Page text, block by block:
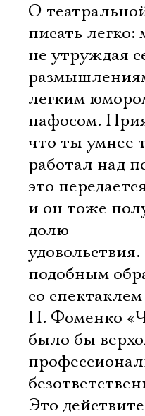
О
писать
не утруждая
легким
пафосом.
что ты умнее
работал над
это
и он тоже
долю
удовольствия.
подобным
со
П. Фоменко
было бы
Это